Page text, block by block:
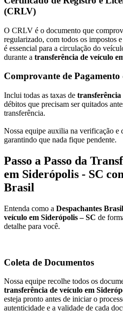
(CRLV)
O CRLV é o documento que
regularizado, com todos os impostos
é essencial para a circulação do
durante a transferência de veículo
Comprovante de Pagamento
Inclui todas as taxas de transferência
débitos que precisam ser quitados
transferência.
Nossa equipe auxilia na verificação e
garantindo que nada fique pendente.
Passo a Passo da
em Siderópolis - SC
Brasil
Entenda como a Despachantes Brasil
veículo em Siderópolis – SC de
detalhe para você.
Coleta de Documentos
Nossa equipe recolhe todos os
transferência de veículo em
esteja pronto antes de iniciar o
autenticidade e a validade de cada